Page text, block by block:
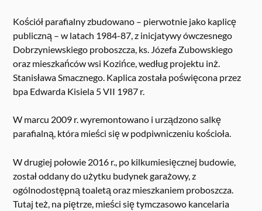
Kościół parafialny zbudowano – pierwotnie jako kaplicę
publiczną – w latach 1984-87, z inicjatywy ówczesnego
Dobrzyniewskiego proboszcza, ks. Józefa Zubowskiego
oraz mieszkańców wsi Kozińce, według projektu inż.
Stanisława Smacznego. Kaplica została poświęcona przez
bpa Edwarda Kisiela 5 VII 1987 r.
W marcu 2009 r. wyremontowano i urządzono salkę
parafialną, która mieści się w podpiwniczeniu kościoła.
W drugiej połowie 2016 r., po kilkumiesięcznej budowie,
został oddany do użytku budynek garażowy, z
ogólnodostępną toaletą oraz mieszkaniem proboszcza.
Tutaj też, na piętrze, mieści się tymczasowo kancelaria